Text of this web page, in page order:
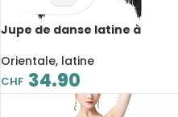
Jupe de danse latine à
sur scène
Orientale, latine
CHF 34.90